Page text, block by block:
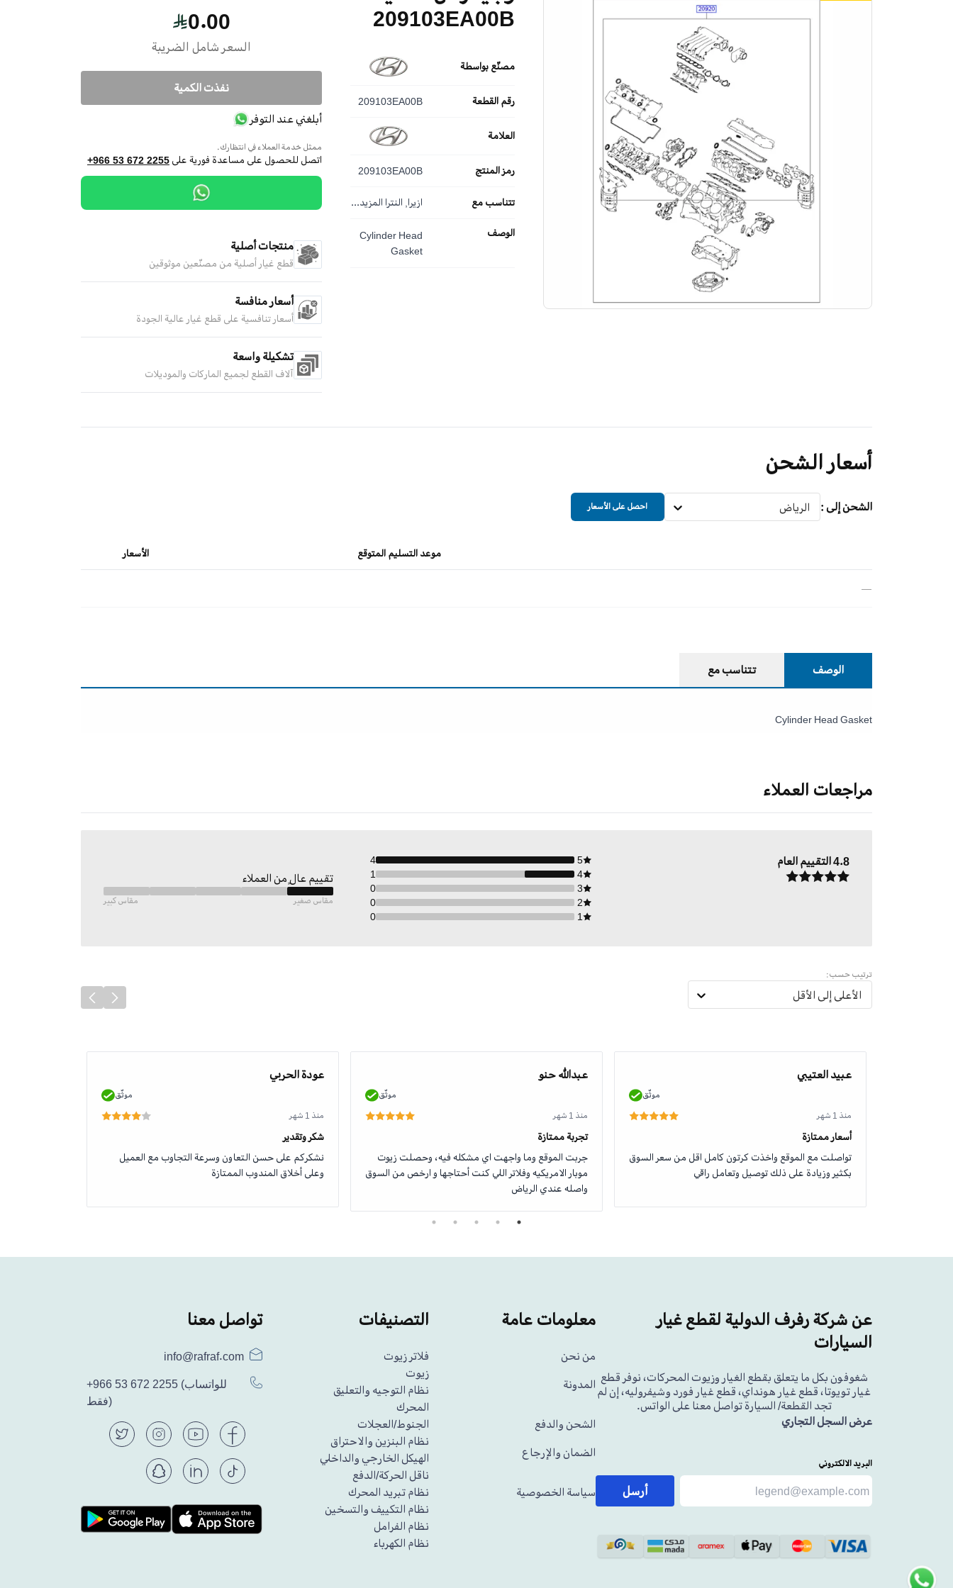
209103EA00B
مصنّع بواسطة
رقم القطعة 209103EA00B
العلامة
رمز المنتج 209103EA00B
تتناسب مع ازيرا, النترا المزيد...
الوصف
Cylinder Head
Gasket
0.00
السعر شامل الضريبة
نفذت الكمية
أبلغني عند التوفر
ممثل خدمة العملاء في انتظارك.
اتصل للحصول على مساعدة فورية على +966 53 672 2255
منتجات أصلية
قطع غيار أصلية من مصنّعين موثوقين
أسعار منافسة
أسعار تنافسية على قطع غيار عالية الجودة
تشكيلة واسعة
آلاف القطع لجميع الماركات والموديلات
أسعار الشحن
الشحن إلى : الرياض احصل على الأسعار
موعد التسليم المتوقع الأسعار
—
الوصف تتناسب مع
Cylinder Head Gasket
مراجعات العملاء
4.8التقييم العام 5
4
4
1
3
0
2
0
1
0
تقييم عالٍ من العملاء
مقاس صغير مقاس كبير
ترتيب حسب:
الأعلى إلى الأقل
عبيد العتيبي
موثّق
منذ 1 شهر
أسعار ممتازة
تواصلت مع الموقع واخذت كرتون كامل اقل من سعر السوق
بكثير وزيادة على ذلك توصيل وتعامل راقي
عبدالله حنو
موثّق
منذ 1 شهر
تجربة ممتازة
جربت الموقع وما واجهت اي مشكله فيه، وحصلت زيوت
موبار الامريكيه وفلاتر اللي كنت أحتاجها و ارخص من السوق
واصله عندي الرياض
عودة الحربي
موثّق
منذ 1 شهر
شكر وتقدير
نشكركم على حسن التعاون وسرعة التجاوب مع العميل
وعلى أخلاق المندوب الممتازة
عن شركة رفرف الدولية لقطع غيار
السيارات
شغوفون بكل ما يتعلق بقطع الغيار وزيوت المحركات، نوفر قطع
غيار تويوتا، قطع غيار هونداي، قطع غيار فورد وشيفروليه، إن لم
تجد القطعة/ السيارة تواصل معنا على الواتس.
عرض السجل التجاري
البريد الالكتروني
أرسل
معلومات عامة
من نحن
المدونة
الشحن والدفع
الضمان والإرجاع
سياسة الخصوصية
التصنيفات
فلاتر زيوت
زيوت
نظام التوجيه والتعليق
المحرك
الجنوط/العجلات
نظام البنزين والاحتراق
الهيكل الخارجي والداخلي
ناقل الحركة/الدفع
نظام تبريد المحرك
نظام التكييف والتسخين
نظام الفرامل
نظام الكهرباء
تواصل معنا
info@rafraf.com
+966 53 672 2255 (للواتساب
فقط)